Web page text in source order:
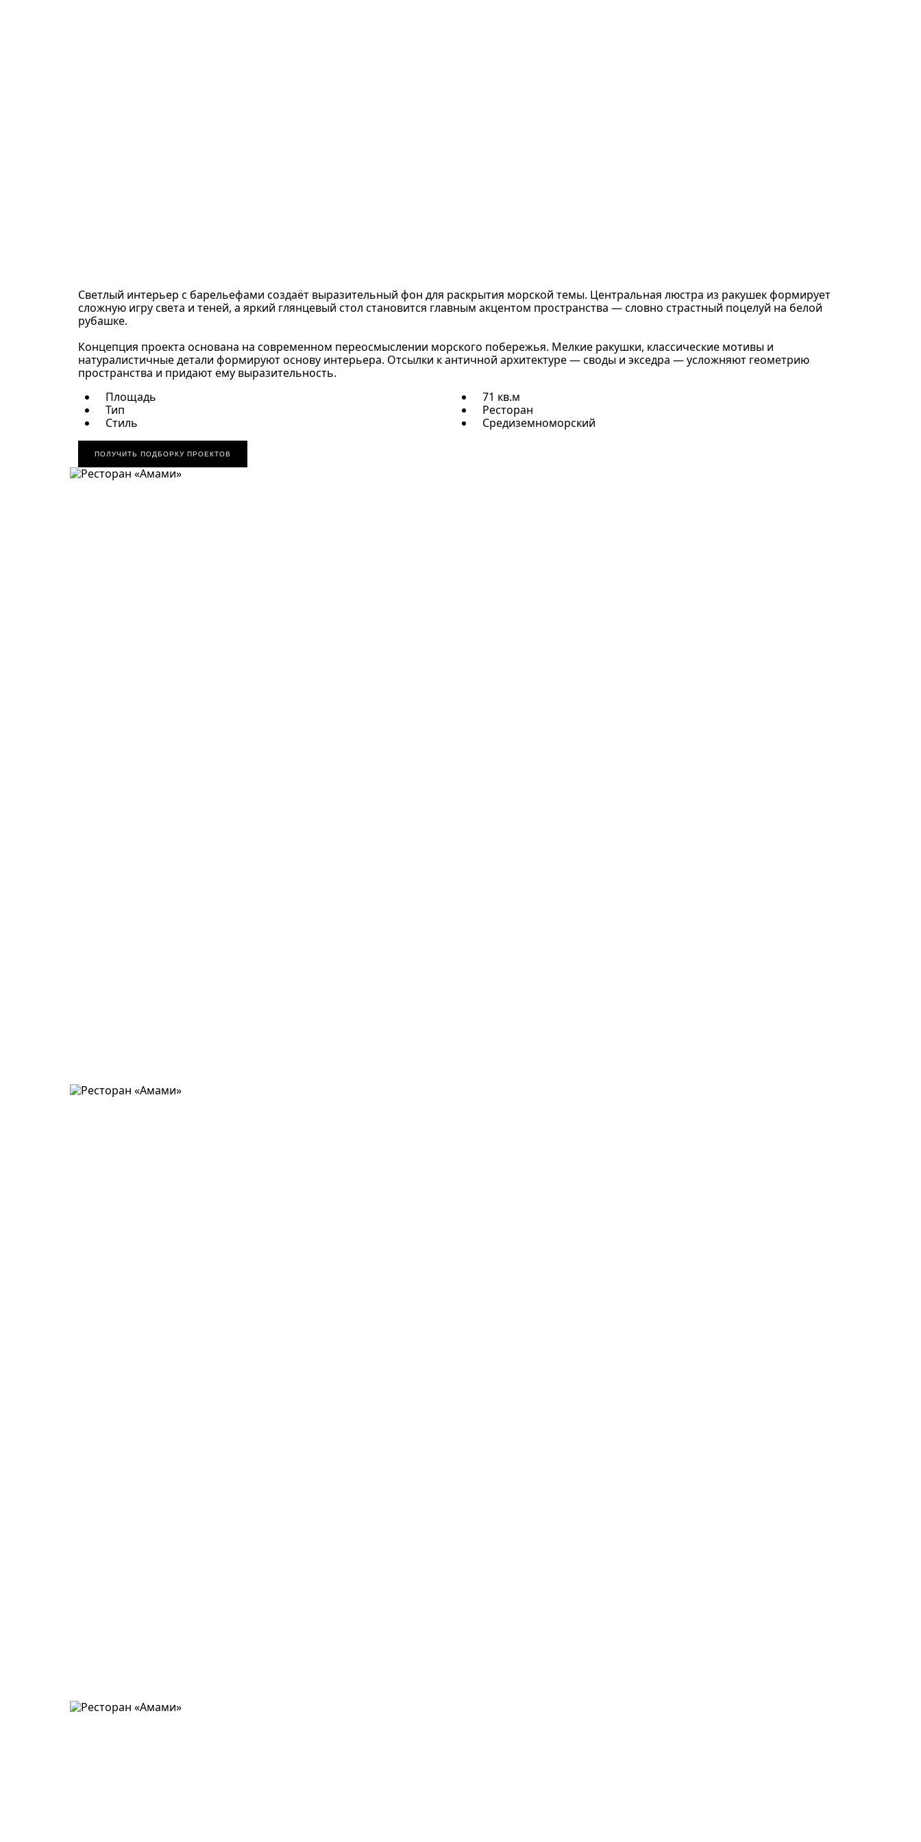
Светлый интерьер с барельефами создаёт выразительный фон для раскрытия морской темы. Центральная люстра из ракушек формирует
сложную игру света и теней, а яркий глянцевый стол становится главным акцентом пространства — словно страстный поцелуй на белой
рубашке.
Концепция проекта основана на современном переосмыслении морского побережья. Мелкие ракушки, классические мотивы и
натуралистичные детали формируют основу интерьера. Отсылки к античной архитектуре — своды и экседра — усложняют геометрию
пространства и придают ему выразительность.
Площадь
71 кв.м
Тип
Ресторан
Стиль
Средиземноморский
ПОЛУЧИТЬ ПОДБОРКУ ПРОЕКТОВ